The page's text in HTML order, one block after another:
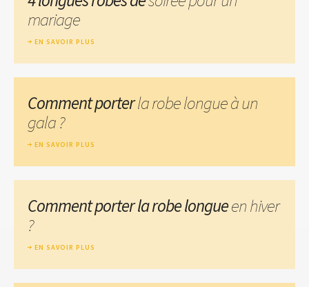
mariage
EN SAVOIR PLUS
Comment porterla robe longue à un
gala ?
EN SAVOIR PLUS
Comment porter la robe longueen hiver
?
EN SAVOIR PLUS